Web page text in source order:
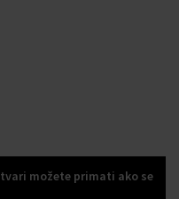
možete primati ako se